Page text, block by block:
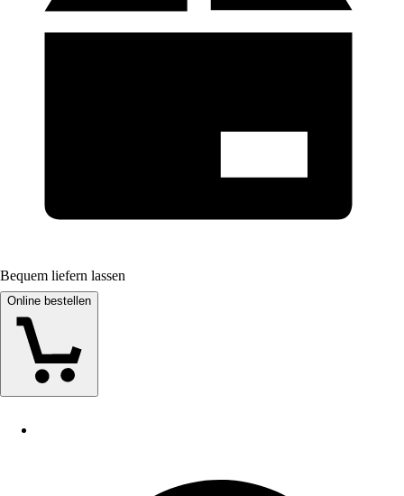
Bequem liefern lassen
Online bestellen